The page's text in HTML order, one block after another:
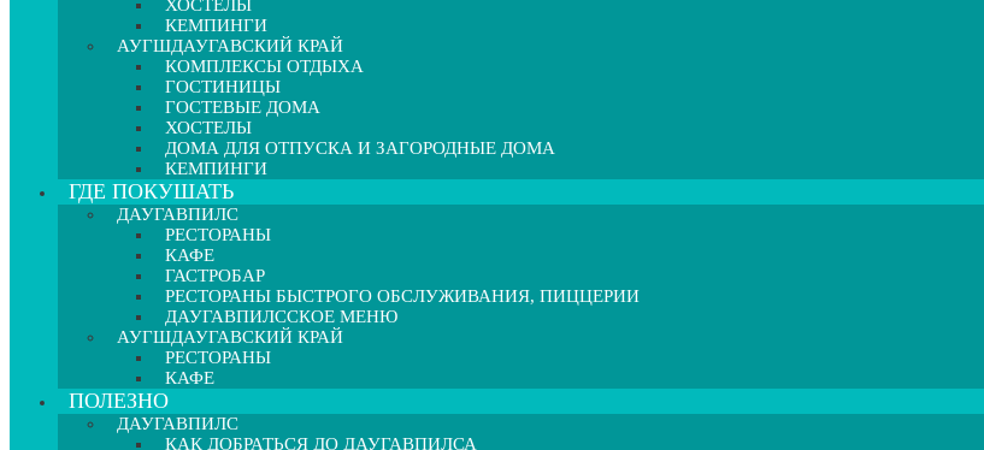
ХОСТЕЛЫ
КЕМПИНГИ
АУГШДАУГАВСКИЙ КРАЙ
КОМПЛЕКСЫ ОТДЫХА
ГОСТИНИЦЫ
ГОСТЕВЫЕ ДОМА
ХОСТЕЛЫ
ДОМА ДЛЯ ОТПУСКА И ЗАГОРОДНЫЕ ДОМА
КЕМПИНГИ
ГДЕ ПОКУШАТЬ
ДАУГАВПИЛС
РЕСТОРАНЫ
КАФЕ
ГАСТРОБАР
РЕСТОРАНЫ БЫСТРОГО ОБСЛУЖИВАНИЯ, ПИЦЦЕРИИ
ДАУГАВПИЛССКОЕ МЕНЮ
АУГШДАУГАВСКИЙ КРАЙ
РЕСТОРАНЫ
КАФЕ
ПОЛЕЗНО
ДАУГАВПИЛС
КАК ДОБРАТЬСЯ ДО ДАУГАВПИЛСА